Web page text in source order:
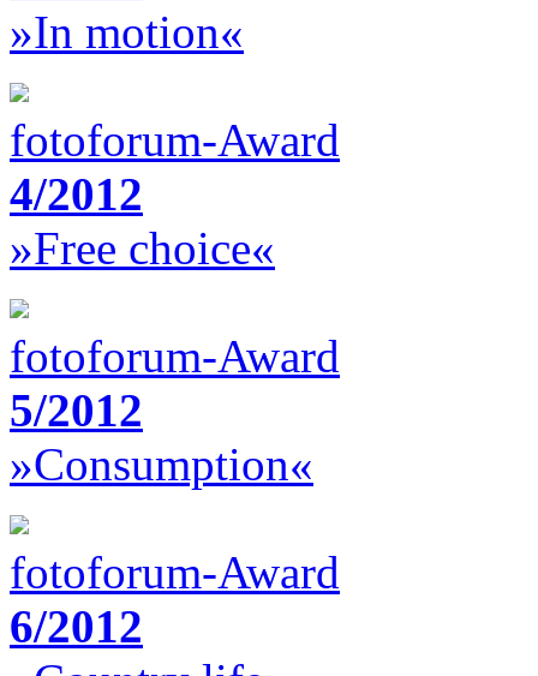
»In motion«
fotoforum-Award
4/2012
»Free choice«
fotoforum-Award
5/2012
»Consumption«
fotoforum-Award
6/2012